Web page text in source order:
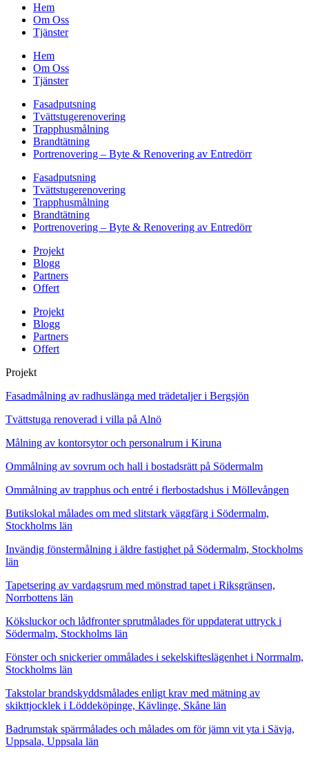
Hem
Om Oss
Tjänster
Hem
Om Oss
Tjänster
Fasadputsning
Tvättstugerenovering
Trapphusmålning
Brandtätning
Portrenovering – Byte & Renovering av Entredörr
Fasadputsning
Tvättstugerenovering
Trapphusmålning
Brandtätning
Portrenovering – Byte & Renovering av Entredörr
Projekt
Blogg
Partners
Offert
Projekt
Blogg
Partners
Offert
Projekt
Fasadmålning av radhuslänga med trädetaljer i Bergsjön
Tvättstuga renoverad i villa på Alnö
Målning av kontorsytor och personalrum i Kiruna
Ommålning av sovrum och hall i bostadsrätt på Södermalm
Ommålning av trapphus och entré i flerbostadshus i Möllevången
Butikslokal målades om med slitstark väggfärg i Södermalm,
Stockholms län
Invändig fönstermålning i äldre fastighet på Södermalm, Stockholms
län
Tapetsering av vardagsrum med mönstrad tapet i Riksgränsen,
Norrbottens län
Köksluckor och lådfronter sprutmålades för uppdaterat uttryck i
Södermalm, Stockholms län
Fönster och snickerier ommålades i sekelskifteslägenhet i Norrmalm,
Stockholms län
Takstolar brandskyddsmålades enligt krav med mätning av
skikttjocklek i Löddeköpinge, Kävlinge, Skåne län
Badrumstak spärrmålades och målades om för jämn vit yta i Sävja,
Uppsala, Uppsala län